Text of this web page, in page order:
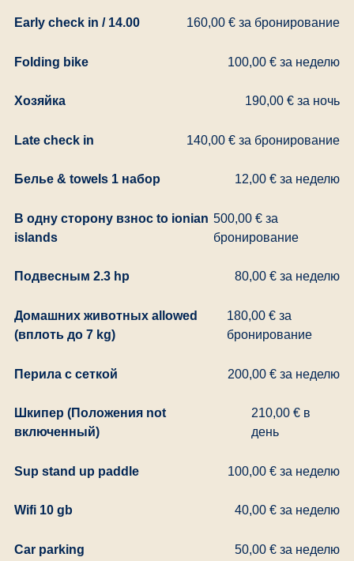
Early check in / 14.00 160,00 € за бронирование
Folding bike 100,00 € за неделю
Хозяйка 190,00 € за ночь
Late check in 140,00 € за бронирование
Белье & towels 1 набор 12,00 € за неделю
В одну сторону взнос to ionian
islands
500,00 € за
бронирование
Подвесным 2.3 hp 80,00 € за неделю
Домашних животных allowed
(вплоть до 7 kg)
180,00 € за
бронирование
Перила с сеткой 200,00 € за неделю
Шкипер (Положения not
включенный)
210,00 € в
день
Sup stand up paddle 100,00 € за неделю
Wifi 10 gb 40,00 € за неделю
Car parking 50,00 € за неделю